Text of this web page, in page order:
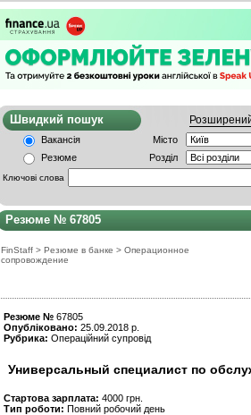
Швидкий пошук
Вакансія
Місто
Резюме
Розділ
Ключові слова
Резюме № 67805
FinStaff > Резюме в банке > Операционное
сопровождение
Резюме № 67805
Опубліковано: 25.09.2018 р.
Рубрика: Операційний супровід
Универсальный специалист по
Стартова зарплата: 4000 грн.
Тип роботи: Повний робочий день